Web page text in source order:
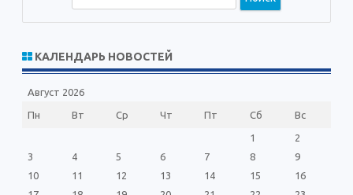
с
к
КАЛЕНДАРЬ НОВОСТЕЙ
Август 2026
Пн Вт Ср Чт Пт Сб Вс
1
2
3
4 5 6 7 8
9
10
11 12 13 14 15
16